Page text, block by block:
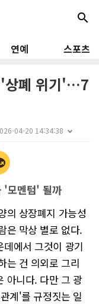
search
연예 스포츠
'상폐 위기'…7
04-20 14:34:38
'모멘텀' 될까
의 상장폐지 가능성
은 막상 별로 없다.
데에서 그것이 광기
는 건 의외로 그리
아니다. 다만 그 광
계'를 규정짓는 일